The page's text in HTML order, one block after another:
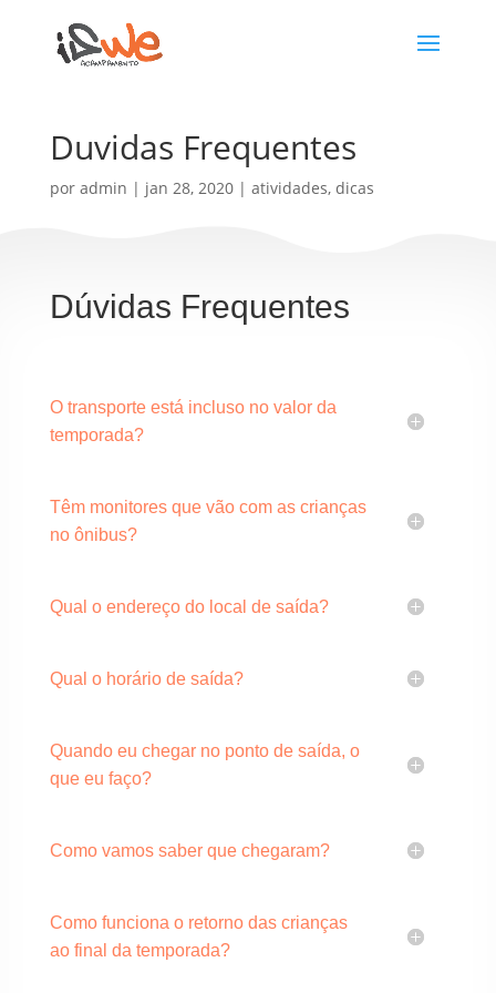
Duvidas Frequentes
por admin | jan 28, 2020| atividades, dicas
Dúvidas Frequentes
O transporte está incluso no valor da
temporada?
Têm monitores que vão com as crianças
no ônibus?
Qual o endereço do local de saída?
Qual o horário de saída?
Quando eu chegar no ponto de saída, o
que eu faço?
Como vamos saber que chegaram?
Como funciona o retorno das crianças
ao final da temporada?